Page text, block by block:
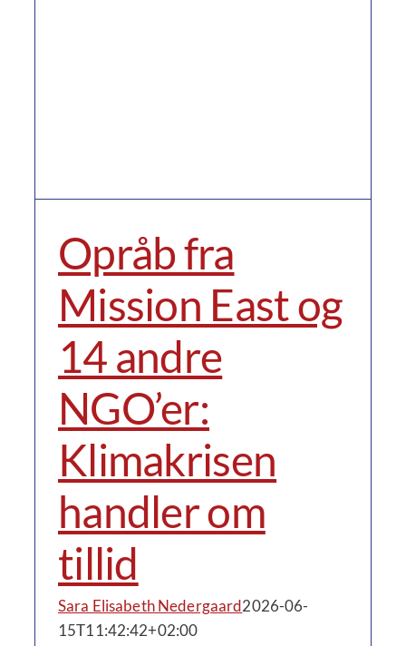
Opråb fra
Mission East og
14 andre
NGO’er:
Klimakrisen
handler om
tillid
Sara Elisabeth Nedergaard2026-06-
15T11:42:42+02:00